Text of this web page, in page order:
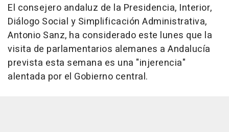
El consejero andaluz de la Presidencia, Interior,
Diálogo Social y Simplificación Administrativa,
Antonio Sanz, ha considerado este lunes que la
visita de parlamentarios alemanes a Andalucía
prevista esta semana es una "injerencia"
alentada por el Gobierno central.